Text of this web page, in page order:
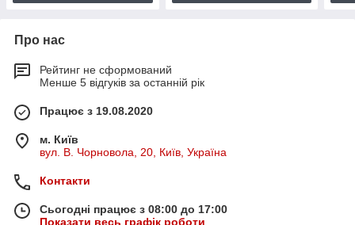
Про нас
Рейтинг не сформований
Менше 5 відгуків за останній рік
Працює з 19.08.2020
м. Київ
вул. В. Чорновола, 20, Київ, Україна
Контакти
Сьогодні працює з 08:00 до 17:00
Показати весь графік роботи